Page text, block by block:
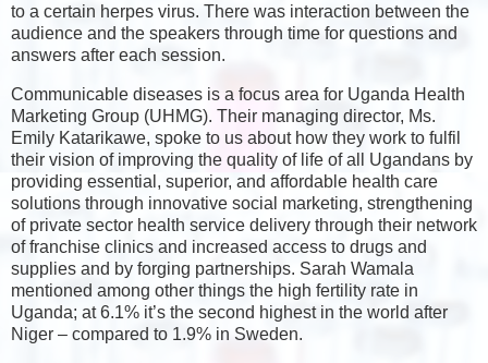
to a certain herpes virus. There was interaction between the
audience and the speakers through time for questions and
answers after each session.
Communicable diseases is a focus area for Uganda Health
Marketing Group (UHMG). Their managing director, Ms.
Emily Katarikawe, spoke to us about how they work to fulfil
their vision of improving the quality of life of all Ugandans by
providing essential, superior, and affordable health care
solutions through innovative social marketing, strengthening
of private sector health service delivery through their network
of franchise clinics and increased access to drugs and
supplies and by forging partnerships. Sarah Wamala
mentioned among other things the high fertility rate in
Uganda; at 6.1% it’s the second highest in the world after
Niger – compared to 1.9% in Sweden.